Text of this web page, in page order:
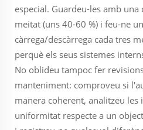
especial. Guardeu-les amb
meitat (uns 40-60 %) i feu-ne
càrrega/descàrrega cada tres
perquè els seus sistemes
No oblideu tampoc fer
manteniment: comproveu si
manera coherent, analitzeu
uniformitat respecte a un